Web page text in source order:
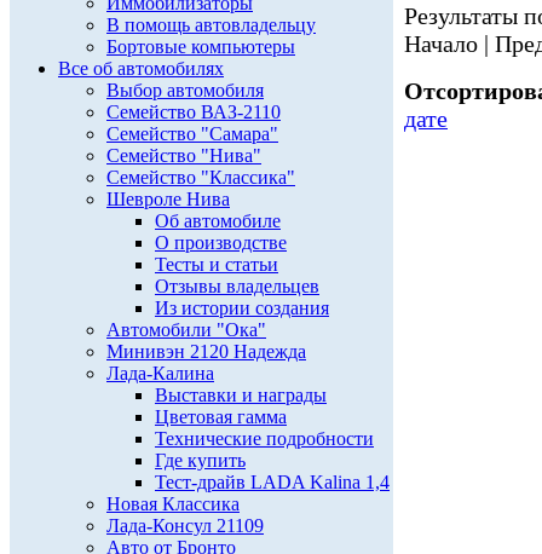
В помощь автовладельцу
Бортовые компьютеры
Все об автомобилях
Выбор автомобиля
Семейство ВАЗ-2110
Семейство "Самара"
Семейство "Нива"
Семейство "Классика"
Шевроле Нива
Об автомобиле
О производстве
Тесты и статьи
Отзывы владельцев
Из истории создания
Автомобили "Ока"
Минивэн 2120 Надежда
Лада-Калина
Выставки и награды
Цветовая гамма
Технические подробности
Где купить
Тест-драйв LADA Kalina 1,4
Новая Классика
Лада-Консул 21109
Авто от Бронто
Результаты
Начало |
дате